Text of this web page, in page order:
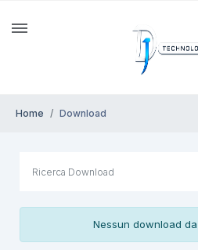
Home Download
Nessun download